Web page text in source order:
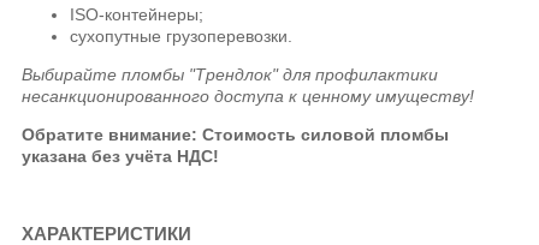
ISO-контейнеры;
сухопутные грузоперевозки.
Выбирайте пломбы "Трендлок" для профилактики
несанкционированного доступа к ценному имуществу!
Обратите внимание: Стоимость силовой пломбы
указана без учёта НДС!
ХАРАКТЕРИСТИКИ